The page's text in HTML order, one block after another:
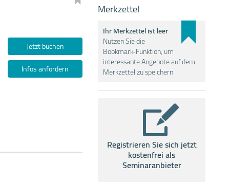
Jetzt buchen
Infos anfordern
Merkzettel
Ihr Merkzettel ist leer
Nutzen Sie die
Bookmark-Funktion, um
interessante Angebote auf dem
Merkzettel zu speichern.
Registrieren Sie sich jetzt
kostenfrei als
Seminaranbieter